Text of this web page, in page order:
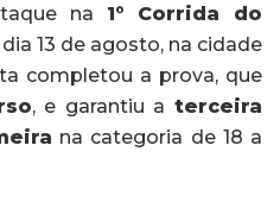
na 1° Corrida do
13 de agosto, na cidade
completou a prova, que
, e garantiu a terceira
na categoria de 18 a